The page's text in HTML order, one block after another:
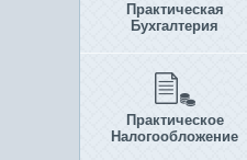
Практическая
Бухгалтерия
Практическое
Налогообложение